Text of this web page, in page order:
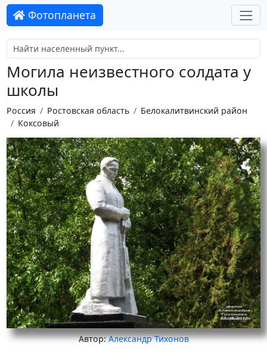
Фотопланета
Могила неизвестного солдата у
школы
Россия Ростовская область
Белокалитвинский район
Коксовый
Автор:Александр Тихонов